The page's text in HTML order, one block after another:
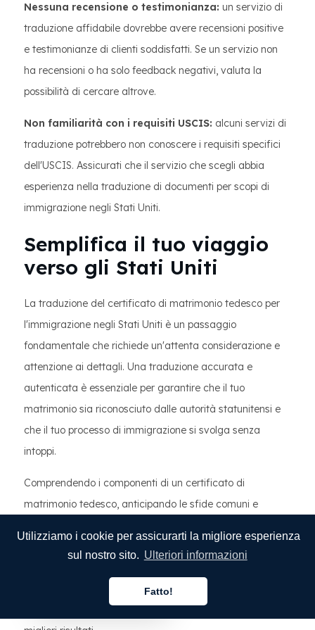
Utilizziamo i cookie per assicurarti la migliore esperienza
sul nostro sito. Ulteriori informazioni
Fatto!
Nessuna recensione o testimonianza: un servizio di
traduzione affidabile dovrebbe avere recensioni positive
e testimonianze di clienti soddisfatti. Se un servizio non
ha recensioni o ha solo feedback negativi, valuta la
possibilità di cercare altrove.
Non familiarità con i requisiti USCIS: alcuni servizi di
traduzione potrebbero non conoscere i requisiti specifici
dell'USCIS. Assicurati che il servizio che scegli abbia
esperienza nella traduzione di documenti per scopi di
immigrazione negli Stati Uniti.
Semplifica il tuo viaggio
verso gli Stati Uniti
La traduzione del certificato di matrimonio tedesco per
l'immigrazione negli Stati Uniti è un passaggio
fondamentale che richiede un'attenta considerazione e
attenzione ai dettagli. Una traduzione accurata e
autenticata è essenziale per garantire che il tuo
matrimonio sia riconosciuto dalle autorità statunitensi e
che il tuo processo di immigrazione si svolga senza
intoppi.
Comprendendo i componenti di un certificato di
matrimonio tedesco, anticipando le sfide comuni e
traduzione, è possibile evitare potenziali insidie e
traduzione giusto è fondamentale: cercate esperienza,
certificazione e una buona reputazione per garantire i
Italiano